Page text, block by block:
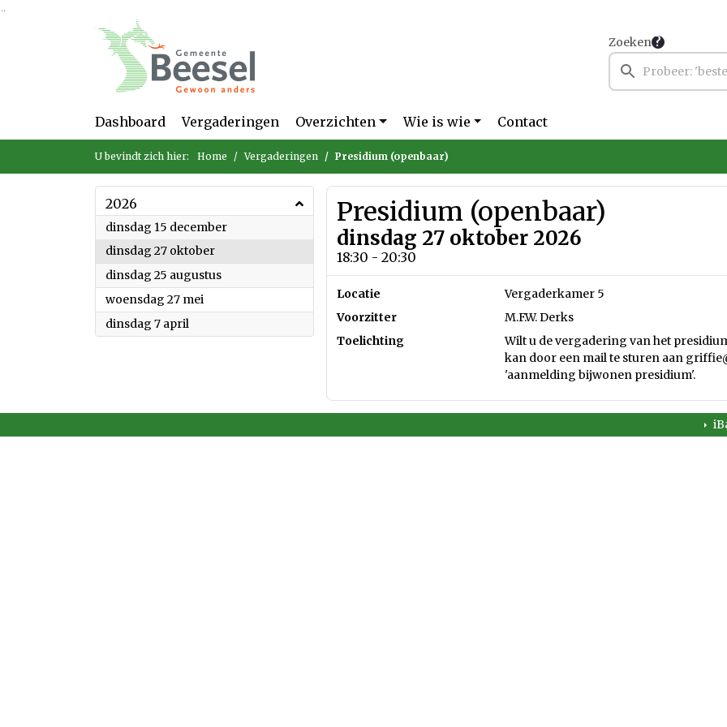
Ga naar de inhoud van deze pagina
Zoeken
Dashboard Vergaderingen Overzichten Wie is wie Contact
U bevindt zich hier: Home Vergaderingen Presidium (openbaar)
2026
dinsdag 15 december2026
dinsdag 27 oktober2026
dinsdag 25 augustus2026
woensdag 27 mei
dinsdag 7 april
Presidium (openbaar)
dinsdag 27 oktober 2026
18:30 - 20:30
Locatie
Vergaderkamer 5
Voorzitter
M.F.W. Derks
Toelichting
Wilt u de vergadering van het
kan door een mail te sturen aan
'aanmelding bijwonen presidium'.